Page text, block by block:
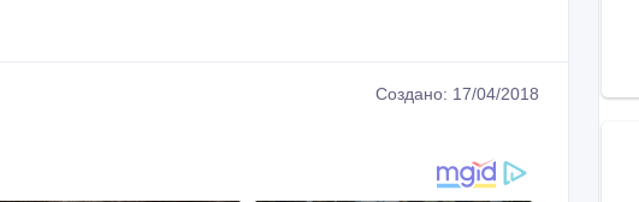
Создано: 17/04/2018